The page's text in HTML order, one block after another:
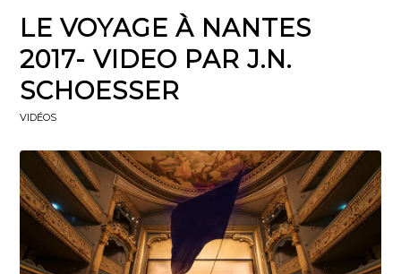
LE VOYAGE À NANTES
2017- VIDEO PAR J.N.
SCHOESSER
VIDÉOS